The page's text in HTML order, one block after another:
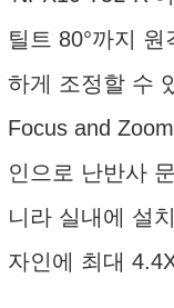
틸트 80°까지
하게 조정할 수
Focus and
인으로 난반사
니라 실내에 설
자인에 최대